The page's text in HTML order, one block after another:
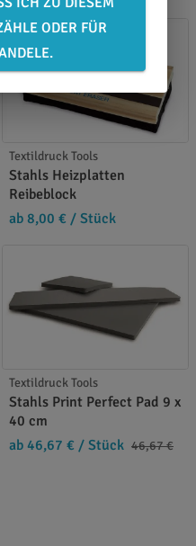
Textildruck Tools
Stahls Heizplatten
Reibeblock
ab 8,00 € / Stück
Textildruck Tools
Stahls Print Perfect Pad 9 x
40 cm
ab 46,67 € / Stück 46,67 €
ODER FÜR